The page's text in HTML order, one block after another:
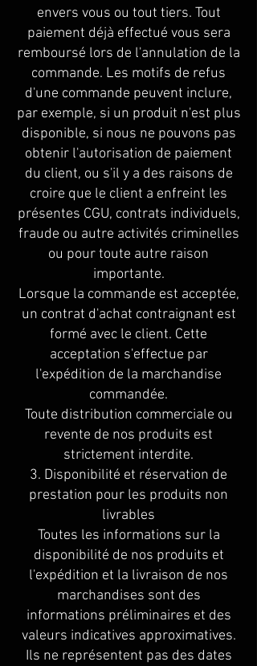
envers vous ou tout tiers. Tout
paiement déjà effectué vous sera
remboursé lors de l'annulation de la
commande. Les motifs de refus
d'une commande peuvent inclure,
par exemple, si un produit n'est plus
disponible, si nous ne pouvons pas
obtenir l'autorisation de paiement
du client, ou s'il y a des raisons de
croire que le client a enfreint les
présentes CGU, contrats individuels,
fraude ou autre activités criminelles
ou pour toute autre raison
importante.
Lorsque la commande est acceptée,
un contrat d'achat contraignant est
formé avec le client. Cette
acceptation s'effectue par
l'expédition de la marchandise
commandée.
Toute distribution commerciale ou
revente de nos produits est
strictement interdite.
3. Disponibilité et réservation de
prestation pour les produits non
livrables
Toutes les informations sur la
disponibilité de nos produits et
l'expédition et la livraison de nos
marchandises sont des
informations préliminaires et des
valeurs indicatives approximatives.
Ils ne représentent pas des dates